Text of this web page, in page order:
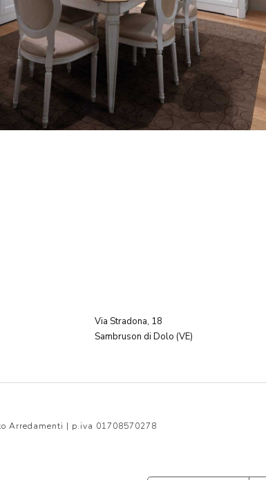
Via Stradona, 18
Sambruson di Dolo (VE)
Arredamenti | p.iva 01708570278